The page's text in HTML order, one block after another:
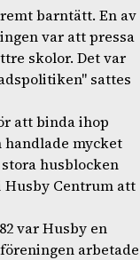
barntätt. En av
var att pressa
skolor. Det var
sattes
att binda ihop
mycket
husblocken
Husby Centrum att
var Husby en
arbetade